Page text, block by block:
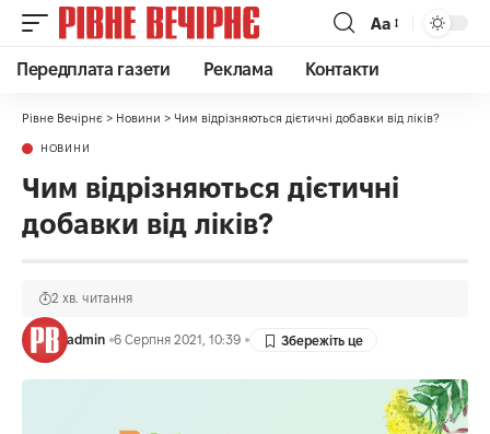
Аа
Передплата газети Реклама Контакти
Рівне Вечірнє > Новини > Чим відрізняються дієтичні добавки від ліків?
НОВИНИ
Чим відрізняються дієтичні
добавки від ліків?
admin 6 Серпня 2021, 10:39
2 хв. читання